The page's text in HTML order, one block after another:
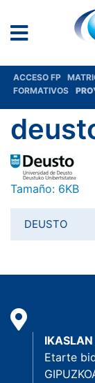
ACCESO FP
FORMATIVOS
Haga clic aquí
Tamaño: 6KB
DEUSTO
Etarte